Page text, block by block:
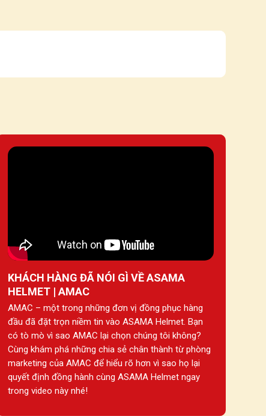
KHÁCH HÀNG ĐÃ NÓI GÌ VỀ ASAMA
HELMET | AMAC
AMAC – một trong những đơn vị đồng phục hàng
đầu đã đặt trọn niềm tin vào ASAMA Helmet. Bạn
có tò mò vì sao AMAC lại chọn chúng tôi không?
Cùng khám phá những chia sẻ chân thành từ phòng
marketing của AMAC để hiểu rõ hơn vì sao họ lại
quyết định đồng hành cùng ASAMA Helmet ngay
trong video này nhé!